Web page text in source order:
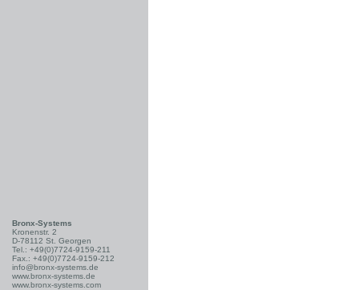
Bronx-Systems
Kronenstr. 2
D-78112 St. Georgen
Tel.: +49(0)7724-9159-211
Fax.: +49(0)7724-9159-212
info@bronx-systems.de
www.bronx-systems.de
www.bronx-systems.com